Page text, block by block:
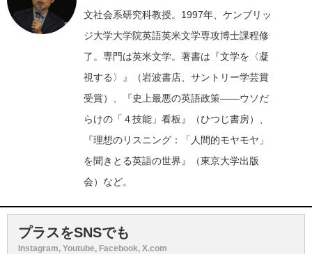
文社会系研究科教授。1997年、ケンブリッ
ジ大学大学院英語英米文学専攻博士課程修
了。専門は英米文学。著書は『文学を〈凝
視する〉』（岩波書店、サントリー学芸賞
受賞）、『史上最悪の英語政策――ウソだ
らけの「４技能」看板』（ひつじ書房）、
『理想のリスニング：「人間的モヤモヤ」
を聞きとる英語の世界 』（東京大学出版
会）など。
プラスをSNSでも
Instagram, Youtube, Facebook, X.com